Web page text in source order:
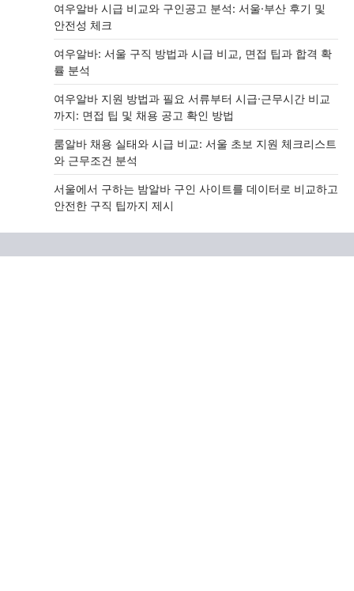
여우알바 시급 비교와 구인공고 분석: 서울·부산 후기 및
안전성 체크
여우알바: 서울 구직 방법과 시급 비교, 면접 팁과 합격 확
률 분석
여우알바 지원 방법과 필요 서류부터 시급·근무시간 비교
까지: 면접 팁 및 채용 공고 확인 방법
룸알바 채용 실태와 시급 비교: 서울 초보 지원 체크리스트
와 근무조건 분석
서울에서 구하는 밤알바 구인 사이트를 데이터로 비교하고
안전한 구직 팁까지 제시